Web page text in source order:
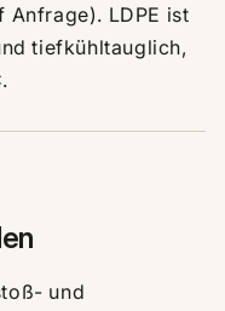
Anfrage). LDPE ist
tiefkühltauglich,
und